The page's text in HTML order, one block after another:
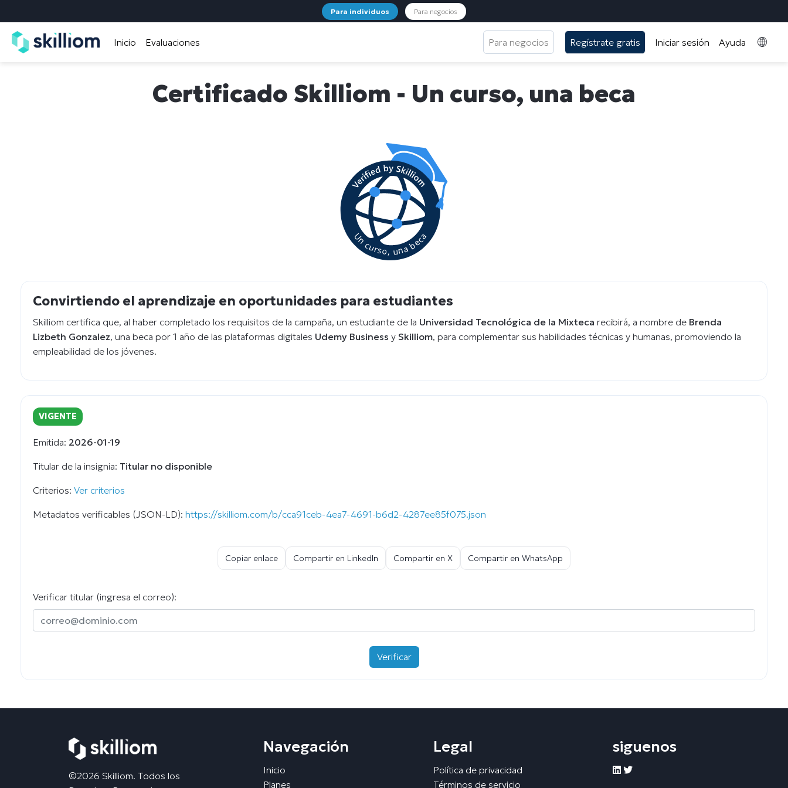
Para individuos Para negocios
Inicio Evaluaciones Para negocios Regístrate gratis Iniciar sesión Ayuda
Certificado Skilliom - Un curso, una beca
Convirtiendo el aprendizaje en oportunidades para estudiantes
Skilliom certifica que, al haber completado los requisitos de la campaña, un estudiante de la Universidad Tecnológica de la Mixteca recibirá, a nombre de Brenda
Lizbeth Gonzalez, una beca por 1 año de las plataformas digitales Udemy Business y Skilliom, para complementar sus habilidades técnicas y humanas, promoviendo la
empleabilidad de los jóvenes.
VIGENTE
Emitida: 2026-01-19
Titular de la insignia: Titular no disponible
Criterios: Ver criterios
Metadatos verificables (JSON-LD): https://skilliom.com/b/cca91ceb-4ea7-4691-b6d2-4287ee85f075.json
Copiar enlace Compartir en LinkedIn Compartir en X Compartir en WhatsApp
Verificar titular (ingresa el correo):
Verificar
©2026 Skilliom. Todos los
Navegación
Inicio
Planes
Legal
Política de privacidad
Términos de servicio
siguenos